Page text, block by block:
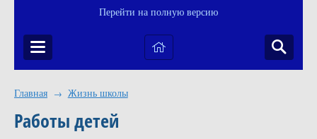
Перейти на полную версию
Главная → Жизнь школы
Работы детей